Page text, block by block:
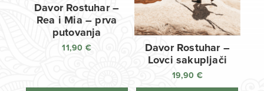
Davor Rostuhar –
Rea i Mia – prva
putovanja
11,90 €
Davor Rostuhar –
Lovci sakupljači
19,90 €